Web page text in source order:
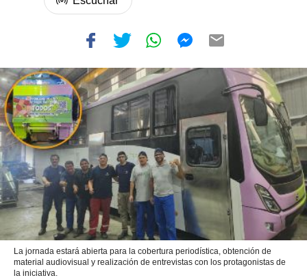
La jornada estará abierta para la cobertura periodística, obtención de
material audiovisual y realización de entrevistas con los protagonistas de
la iniciativa.